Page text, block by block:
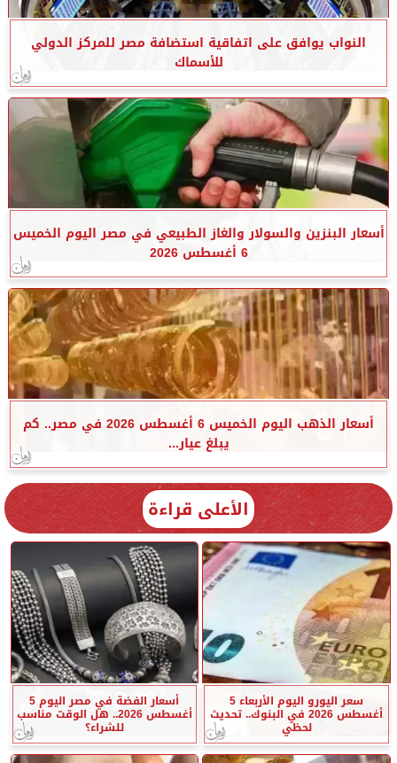
النواب يوافق على اتفاقية استضافة مصر للمركز الدولي
للأسماك
أسعار البنزين والسولار والغاز الطبيعي في مصر اليوم الخميس
6 أغسطس 2026
أسعار الذهب اليوم الخميس 6 أغسطس 2026 في مصر.. كم
يبلغ عيار...
الأعلى قراءة
سعر اليورو اليوم الأربعاء 5
أغسطس 2026 في البنوك.. تحديث
لحظي
أسعار الفضة في مصر اليوم 5
أغسطس 2026.. هل الوقت مناسب
للشراء؟